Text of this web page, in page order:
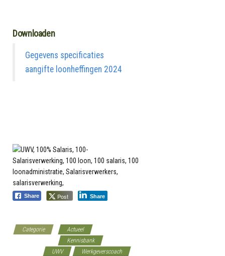
Downloaden
Gegevens specificaties
aangifte loonheffingen 2024
Share Post Share
Categorie
Actueel
Kennisbank
UWV Werkgeverscoach